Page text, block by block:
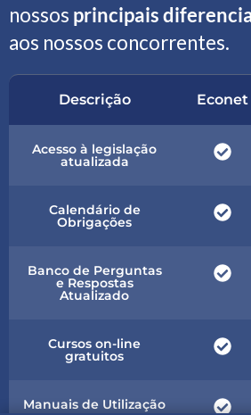
nossos principais
aos nossos concorrentes.
Descrição Econet
Acesso à legislação
atualizada
Calendário de
Obrigações
Banco de Perguntas
e Respostas
Atualizado
Cursos on-line
gratuitos
Manuais de Utilização